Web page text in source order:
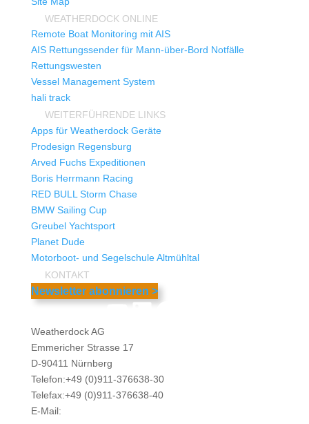
WEATHERDOCK ONLINE
Remote Boat Monitoring mit AIS
AIS Rettungssender für Mann-über-Bord Notfälle
Rettungswesten
Vessel Management System
hali track
WEITERFÜHRENDE LINKS
Apps für Weatherdock Geräte
Prodesign Regensburg
Arved Fuchs Expeditionen
Boris Herrmann Racing
RED BULL Storm Chase
BMW Sailing Cup
Greubel Yachtsport
Planet Dude
Motorboot- und Segelschule Altmühltal
KONTAKT
Newsletter abonnieren >
YouTube
LinkedIn
Facebook
Weatherdock AG
Emmericher Strasse 17
D-90411 Nürnberg
Telefon:+49 (0)911-376638-30
Telefax:+49 (0)911-376638-40
E-Mail: